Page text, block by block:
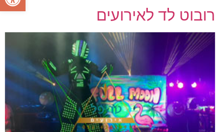
רובוט לד לאירועים